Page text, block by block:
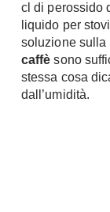
cl di perossido
liquido per
soluzione sulla
caffè sono
stessa cosa
dall’umidità.